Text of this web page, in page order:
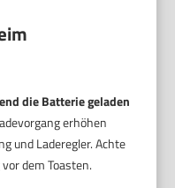
die Batterie geladen
erhöhen
und Laderegler. Achte
dem Toasten.